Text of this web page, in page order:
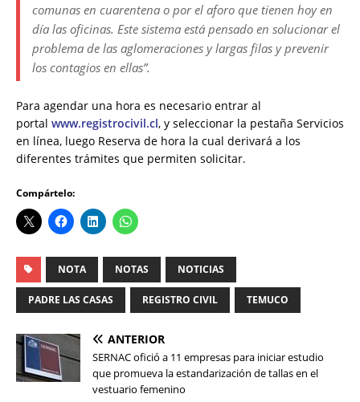
comunas en cuarentena o por el aforo que tienen hoy en
día las oficinas. Este sistema está pensado en solucionar el
problema de las aglomeraciones y largas filas y prevenir
los contagios en ellas”.
Para agendar una hora es necesario entrar al
portal www.registrocivil.cl, y seleccionar la pestaña Servicios
en línea, luego Reserva de hora la cual derivará a los
diferentes trámites que permiten solicitar.
Compártelo:
NOTA NOTAS NOTICIAS
PADRE LAS CASAS REGISTRO CIVIL TEMUCO
ANTERIOR
SERNAC ofició a 11 empresas para iniciar estudio
que promueva la estandarización de tallas en el
vestuario femenino